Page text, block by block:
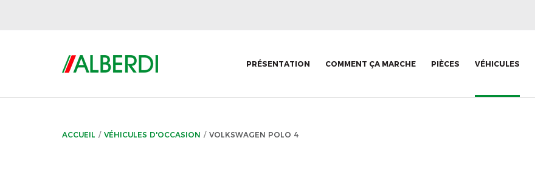
PRÉSENTATION COMMENT ÇA MARCHE PIÈCES VÉHICULES
ACCUEIL VÉHICULES D'OCCASION VOLKSWAGEN POLO 4